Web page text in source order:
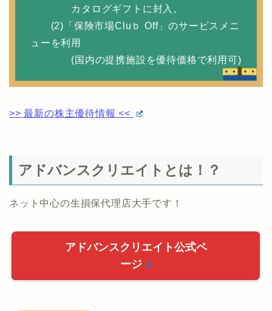
カタログギフトに封入。
(2)「保険市場Cluｂ Off」のサービスメニ
ューを利用
(国内の提携施設を優待価格で利用可)
>> 最新の株主優待情報 <<
アドバンスクリエイトとは！？
ネット中心の生損保代理店大手です！
アドバンスクリエイト公式ペ
ージ